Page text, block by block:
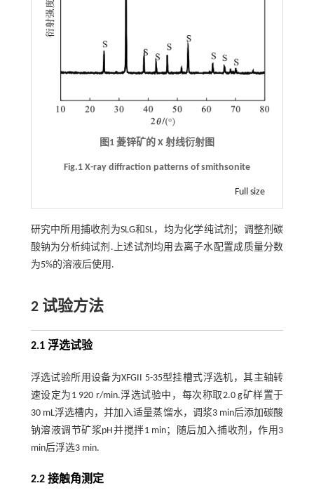
图1 菱锌矿的 X 射线衍射图
Fig.1 X-ray diffraction patterns of smithsonite
Full size
研究中所用捕收剂为SLG和SL，均为化学纯试剂；调整剂碳
酸钠为分析纯试剂.上述试剂均用去离子水配置成质量分数
为5%的溶液后使用.
2 试验方法
2.1 浮选试验
浮选试验所用设备为XFGII 5-35型挂槽式浮选机，其主轴转
速设定为1 920 r/min.浮选试验中，每次称取2.0 g矿样置于
30 mL浮选槽内，并加入适量蒸馏水，调浆3 min后添加碳酸
钠溶液调节矿浆pH并搅拌1 min；随后加入捕收剂，作用3
min后浮选3 min.
2.2 接触角测定